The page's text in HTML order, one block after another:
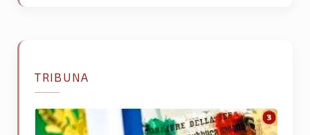
TRIBUNA